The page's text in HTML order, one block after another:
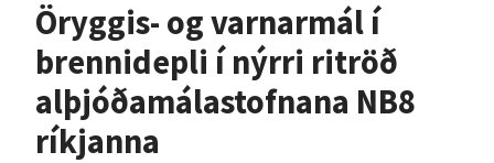
Öryggis- og varnarmál í
brennidepli í nýrri ritröð
alþjóðamálastofnana NB8
ríkjanna